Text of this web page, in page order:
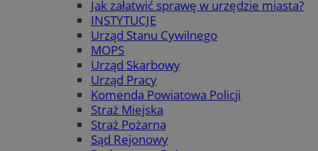
Jak załatwić sprawę w urzędzie miasta?
INSTYTUCJE
Urząd Stanu Cywilnego
MOPS
Urząd Skarbowy
Urząd Pracy
Komenda Powiatowa Policji
Straż Miejska
Straż Pożarna
Sąd Rejonowy